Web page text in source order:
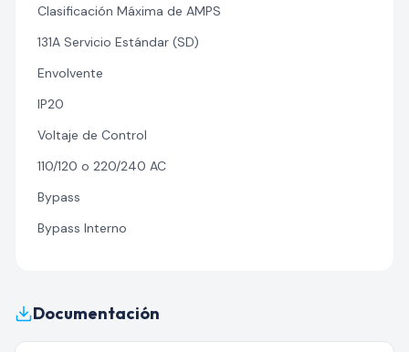
Clasificación Máxima de AMPS
131A Servicio Estándar (SD)
Envolvente
IP20
Voltaje de Control
110/120 o 220/240 AC
Bypass
Bypass Interno
Documentación